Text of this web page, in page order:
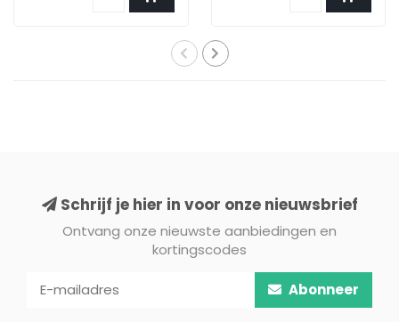
Schrijf je hier in voor onze nieuwsbrief
Ontvang onze nieuwste aanbiedingen en
kortingscodes
Abonneer